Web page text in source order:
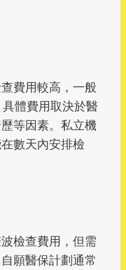
費用較高，一般
體費用取決於醫
等因素。私立機
數天內安排檢
檢查費用，但需
願醫保計劃通常